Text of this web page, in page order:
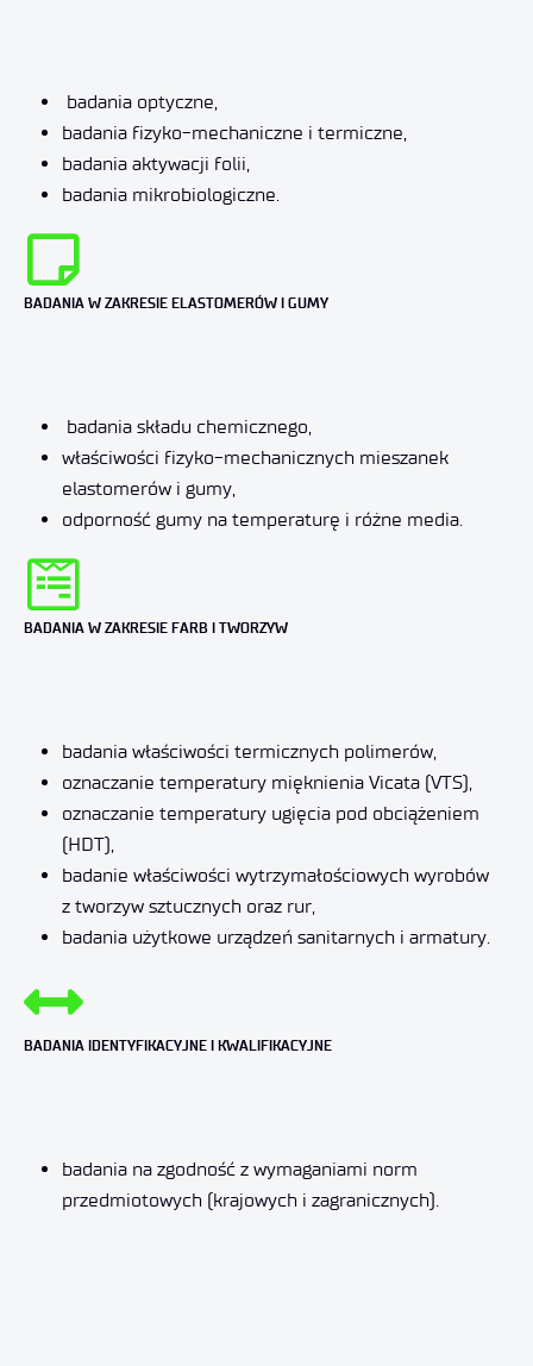
badania optyczne,
badania fizyko-mechaniczne i termiczne,
badania aktywacji folii,
badania mikrobiologiczne.
BADANIA W ZAKRESIE ELASTOMERÓW I GUMY
badania składu chemicznego,
właściwości fizyko-mechanicznych mieszanek
elastomerów i gumy,
odporność gumy na temperaturę i różne media.
BADANIA W ZAKRESIE FARB I TWORZYW
badania właściwości termicznych polimerów,
oznaczanie temperatury mięknienia Vicata (VTS),
oznaczanie temperatury ugięcia pod obciążeniem
(HDT),
badanie właściwości wytrzymałościowych wyrobów
z tworzyw sztucznych oraz rur,
badania użytkowe urządzeń sanitarnych i armatury.
BADANIA IDENTYFIKACYJNE I KWALIFIKACYJNE
badania na zgodność z wymaganiami norm
przedmiotowych (krajowych i zagranicznych).